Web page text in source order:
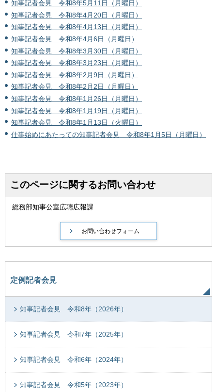
知事記者会見 令和8年5月11日（月曜日）
知事記者会見 令和8年4月20日（月曜日）
知事記者会見 令和8年4月13日（月曜日）
知事記者会見 令和8年4月6日（月曜日）
知事記者会見 令和8年3月30日（月曜日）
知事記者会見 令和8年3月23日（月曜日）
知事記者会見 令和8年2月9日（月曜日）
知事記者会見 令和8年2月2日（月曜日）
知事記者会見 令和8年1月26日（月曜日）
知事記者会見 令和8年1月19日（月曜日）
知事記者会見 令和8年1月13日（火曜日）
仕事始めにあたっての知事記者会見 令和8年1月5日（月曜日）
このページに関するお問い合わせ
総務部知事公室広聴広報課
定例記者会見
知事記者会見 令和8年（2026年）
知事記者会見 令和7年（2025年）
知事記者会見 令和6年（2024年）
知事記者会見 令和5年（2023年）